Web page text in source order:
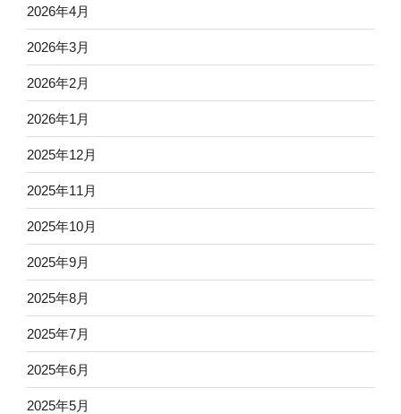
2026年4月
2026年3月
2026年2月
2026年1月
2025年12月
2025年11月
2025年10月
2025年9月
2025年8月
2025年7月
2025年6月
2025年5月